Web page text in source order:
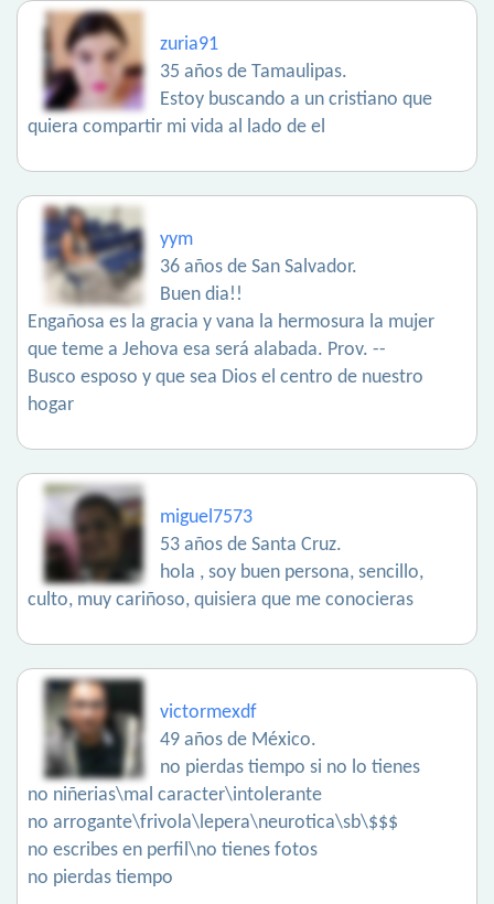
zuria91
35 años de Tamaulipas.
Estoy buscando a un cristiano que
quiera compartir mi vida al lado de el
yym
36 años de San Salvador.
Buen dia!!
Engañosa es la gracia y vana la hermosura la mujer
que teme a Jehova esa será alabada. Prov. --
Busco esposo y que sea Dios el centro de nuestro
hogar
miguel7573
53 años de Santa Cruz.
hola , soy buen persona, sencillo,
culto, muy cariñoso, quisiera que me conocieras
victormexdf
49 años de México.
no pierdas tiempo si no lo tienes
no niñerias\mal caracter\intolerante
no arrogante\frivola\lepera\neurotica\sb\$$$
no escribes en perfil\no tienes fotos
no pierdas tiempo